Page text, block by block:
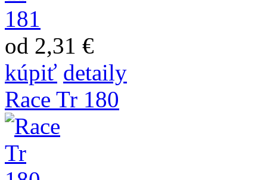
od 2,31 €
kúpiť detaily
Race Tr 180